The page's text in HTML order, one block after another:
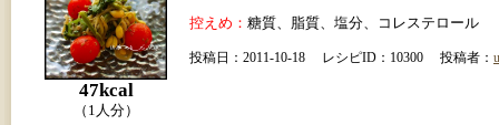
47kcal
（1人分）
控えめ： 糖質、脂質、塩分、コレステロール
投稿日：2011-10-18 レシピID：10300 投稿者：